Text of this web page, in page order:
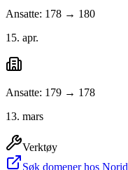
Ansatte: 178 → 180
15. apr.
Ansatte: 179 → 178
13. mars
Verktøy
Søk domener hos Norid